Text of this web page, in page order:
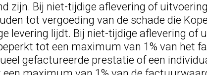
zijn. Bij niet-tijdige aflevering of
tot vergoeding van de schade die
levering lijdt. Bij niet-tijdige aflevering of
tot een maximum van 1% van het
gefactureerde prestatie of een